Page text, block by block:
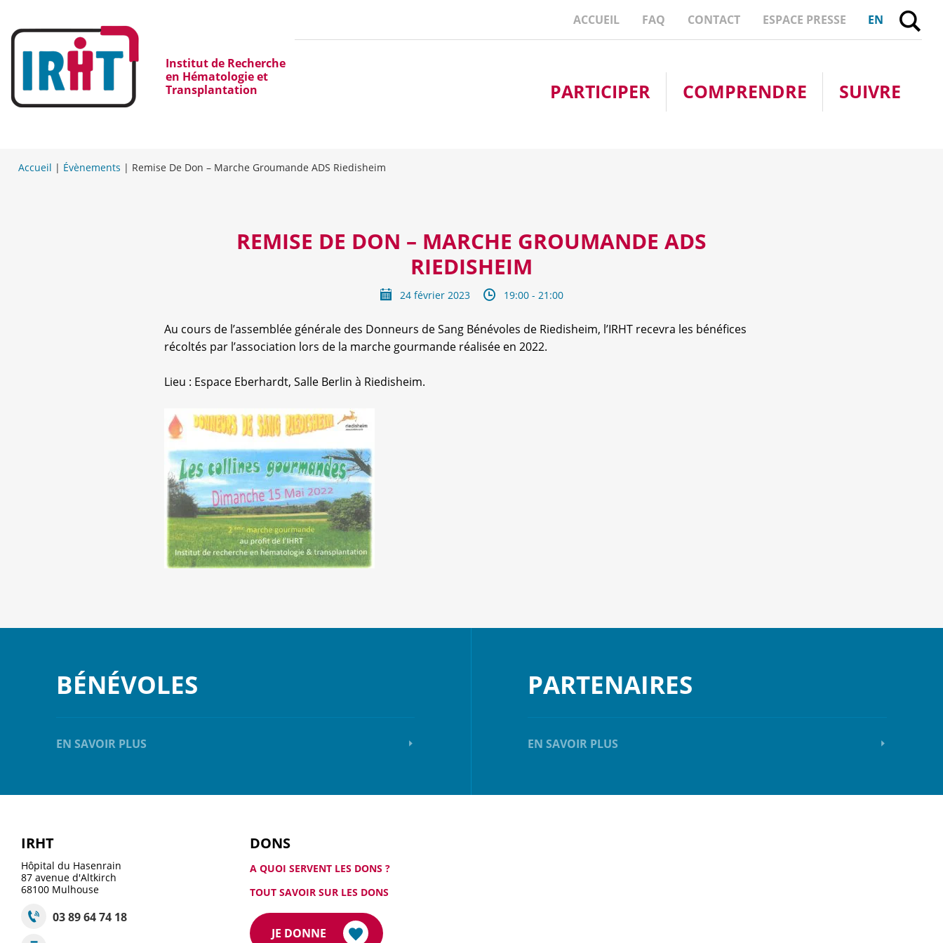
EN
ACCUEIL FAQ CONTACT ESPACE PRESSE
Institut de Recherche
en Hématologie et
Transplantation
PARTICIPER COMPRENDRE SUIVRE
Accueil | Évènements | Remise De Don – Marche Groumande ADS Riedisheim
REMISE DE DON – MARCHE GROUMANDE ADS
RIEDISHEIM
24 février 2023 19:00 - 21:00
Au cours de l’assemblée générale des Donneurs de Sang Bénévoles de Riedisheim, l’IRHT recevra les bénéfices
récoltés par l’association lors de la marche gourmande réalisée en 2022.
Lieu : Espace Eberhardt, Salle Berlin à Riedisheim.
BÉNÉVOLES
EN SAVOIR PLUS
PARTENAIRES
EN SAVOIR PLUS
IRHT
Hôpital du Hasenrain
87 avenue d'Altkirch
68100 Mulhouse
03 89 64 74 18
DONS
A QUOI SERVENT LES DONS ?
TOUT SAVOIR SUR LES DONS
JE DONNE